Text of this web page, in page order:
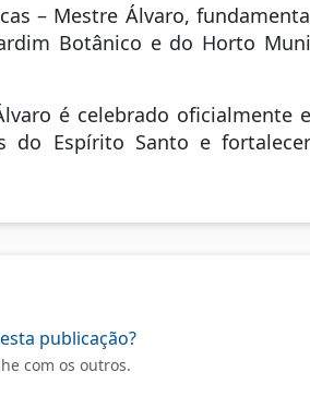
– Mestre Álvaro,
Botânico e do Horto
é celebrado
Espírito Santo e
publicação?
com os outros.